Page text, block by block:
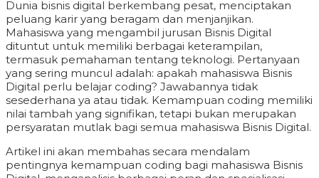
Dunia bisnis digital berkembang pesat, menciptakan
peluang karir yang beragam dan menjanjikan.
Mahasiswa yang mengambil jurusan Bisnis Digital
dituntut untuk memiliki berbagai keterampilan,
termasuk pemahaman tentang teknologi. Pertanyaan
yang sering muncul adalah: apakah mahasiswa Bisnis
Digital perlu belajar coding? Jawabannya tidak
sesederhana ya atau tidak. Kemampuan coding memiliki
nilai tambah yang signifikan, tetapi bukan merupakan
persyaratan mutlak bagi semua mahasiswa Bisnis Digital.
Artikel ini akan membahas secara mendalam
pentingnya kemampuan coding bagi mahasiswa Bisnis